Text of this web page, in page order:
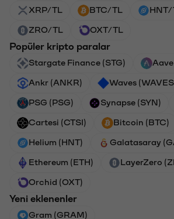
XRP/TL BTC/TL HNT/
ZRO/TL OXT/TL
Popüler kripto paralar
Stargate Finance (STG)
Ankr (ANKR) Waves
PSG (PSG) Synapse (SYN)
Cartesi (CTSI) Bitcoin (BTC)
Helium (HNT) Galatasaray
Ethereum (ETH) LayerZero
Orchid (OXT)
Yeni eklenenler
Gram (GRAM)